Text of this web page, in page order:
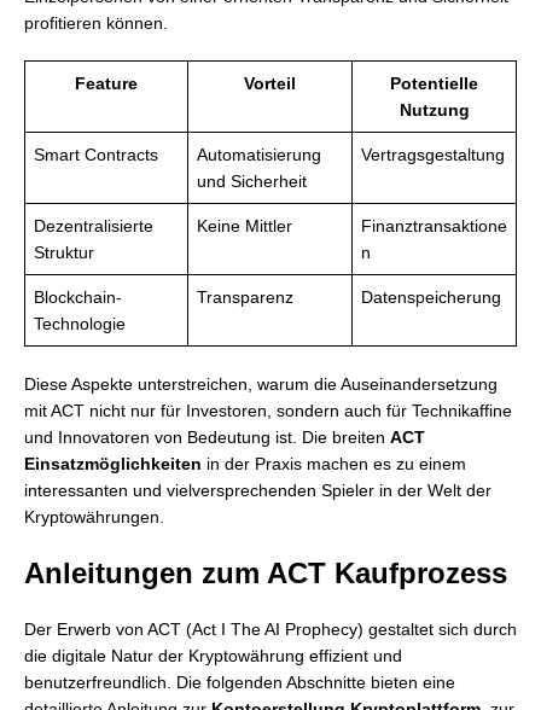
profitieren können.
Feature Vorteil
Potentielle
Nutzung
Smart Contracts
Automatisierung
und Sicherheit
Vertragsgestaltung
Dezentralisierte
Struktur
Keine Mittler
Finanztransaktione
n
Blockchain-
Technologie
Transparenz Datenspeicherung
Diese Aspekte unterstreichen, warum die Auseinandersetzung
mit ACT nicht nur für Investoren, sondern auch für Technikaffine
und Innovatoren von Bedeutung ist. Die breiten ACT
Einsatzmöglichkeiten in der Praxis machen es zu einem
interessanten und vielversprechenden Spieler in der Welt der
Kryptowährungen.
Anleitungen zum ACT Kaufprozess
Der Erwerb von ACT (Act I The AI Prophecy) gestaltet sich durch
die digitale Natur der Kryptowährung effizient und
benutzerfreundlich. Die folgenden Abschnitte bieten eine